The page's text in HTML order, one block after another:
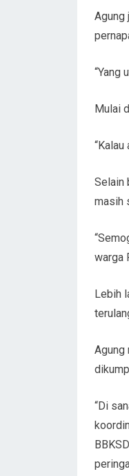
Agung
“Yang
Mulai
Selain
masih
warga
Lebih
Agung
“Di